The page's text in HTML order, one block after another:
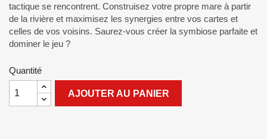
tactique se rencontrent. Construisez votre propre mare à partir
de la rivière et maximisez les synergies entre vos cartes et
celles de vos voisins. Saurez-vous créer la symbiose parfaite et
dominer le jeu ?
Quantité
AJOUTER AU PANIER